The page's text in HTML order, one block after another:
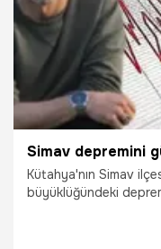
Kütahya'nın Simav
büyüklüğündeki